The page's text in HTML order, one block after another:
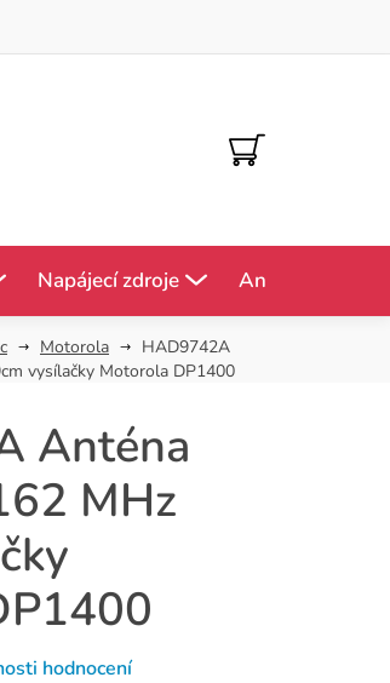
NÁKUPNÍ
KOŠÍK
Napájecí zdroje Antény
Motorola
HAD9742A
vysílačky Motorola DP1400
Anténa
MHz
hodnocení